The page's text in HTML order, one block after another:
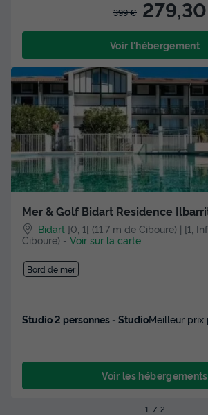
399 €
Voir l'hébergement
Mer & Golf Bidart Residence
Bidart ]0, 1[ (11,7 m de Ciboure) | [1,
Ciboure) - Voir sur la carte
Bord de mer
Studio 2 personnes - StudioMeilleur prix
Voir les hébergements
1 2